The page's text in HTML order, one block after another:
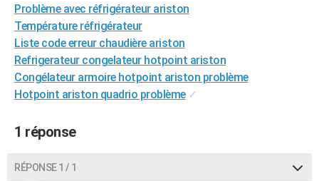
GUIDES D'ACHAT
BONS PLANS
CARTE DE VOEUX
Carte de Noël
Carte Bonne année
Carte Saint-Valentin
Carte Pâques
Carte d'anniversaire
DICTIONNAIRE
Dictionnaire
Biographies
Citations
Expressions
Proverbes
PROGRAMME TV
Problème avec réfrigérateur ariston
Température réfrigérateur
Liste code erreur chaudière ariston
Refrigerateur congelateur hotpoint ariston
Congélateur armoire hotpoint ariston problème
Hotpoint ariston quadrio problème ✓
1 réponse
RÉPONSE 1 / 1